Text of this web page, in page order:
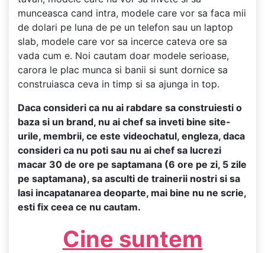
munceasca cand intra, modele care vor sa faca mii
de dolari pe luna de pe un telefon sau un laptop
slab, modele care vor sa incerce cateva ore sa
vada cum e. Noi cautam doar modele serioase,
carora le plac munca si banii si sunt dornice sa
construiasca ceva in timp si sa ajunga in top.
Daca consideri ca nu ai rabdare sa construiesti o
baza si un brand, nu ai chef sa inveti bine site-
urile, membrii, ce este videochatul, engleza, daca
consideri ca nu poti sau nu ai chef sa lucrezi
macar 30 de ore pe saptamana (6 ore pe zi, 5 zile
pe saptamana), sa asculti de trainerii nostri si sa
lasi incapatanarea deoparte, mai bine nu ne scrie,
esti fix ceea ce nu cautam.
Cine suntem